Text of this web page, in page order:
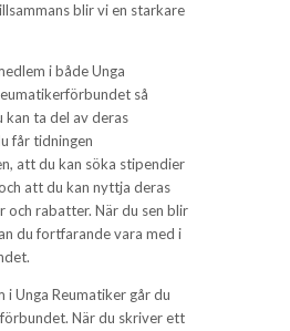
blir vi en starkare
i både Unga
så
ta del av deras
får tidningen
att du kan söka stipendier
att du kan nyttja deras
och rabatter. När du sen blir
du fortfarande vara med i
i Unga Reumatiker går du
När du skriver ett